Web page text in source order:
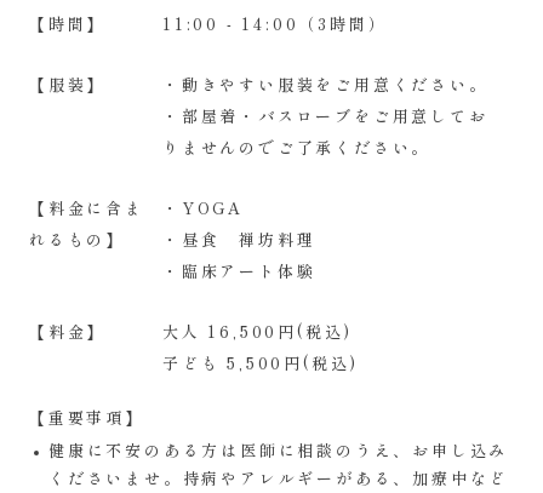
【時間】 11:00 - 14:00（3時間）
【服装】
・動きやすい服装をご用意ください。
・部屋着・バスローブをご用意してお
りませんのでご了承ください。
【料金に含ま
れるもの】
・YOGA
・昼食 禅坊料理
・臨床アート体験
【料金】
大人 16,500円(税込)
子ども 5,500円(税込)
【重要事項】
健康に不安のある方は医師に相談のうえ、お申し込み
くださいませ。持病やアレルギーがある、加療中など